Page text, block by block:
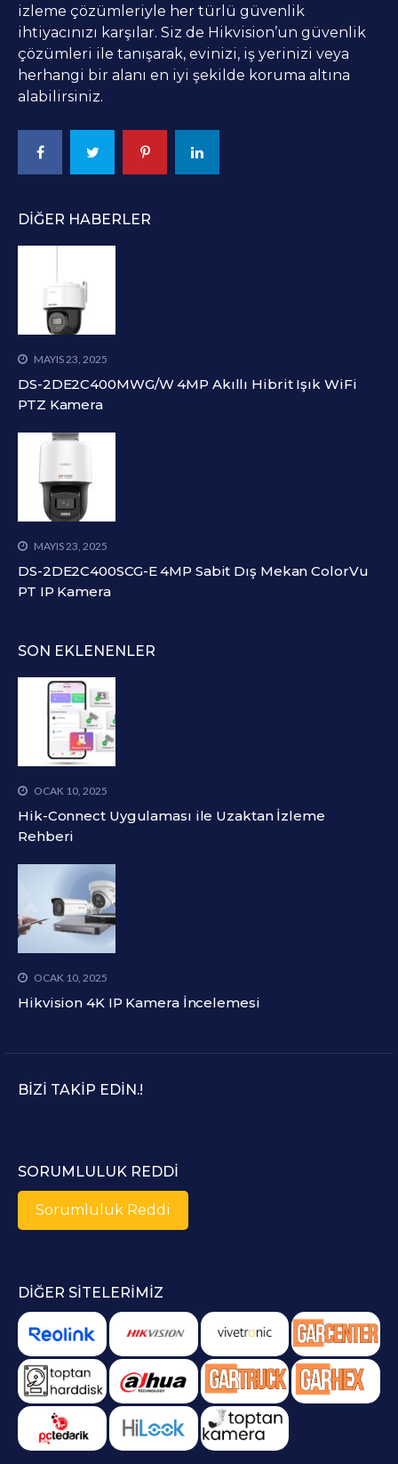
izleme çözümleriyle her türlü güvenlik
ihtiyacınızı karşılar. Siz de Hikvision’un güvenlik
çözümleri ile tanışarak, evinizi, iş yerinizi veya
herhangi bir alanı en iyi şekilde koruma altına
alabilirsiniz.
DIĞER HABERLER
MAYIS 23, 2025
DS-2DE2C400MWG/W 4MP Akıllı Hibrit Işık WiFi
PTZ Kamera
MAYIS 23, 2025
DS-2DE2C400SCG-E 4MP Sabit Dış Mekan ColorVu
PT IP Kamera
SON EKLENENLER
OCAK 10, 2025
Hik-Connect Uygulaması ile Uzaktan İzleme
Rehberi
OCAK 10, 2025
Hikvision 4K IP Kamera İncelemesi
BIZI TAKIP EDIN.!
SORUMLULUK REDDI
Sorumluluk Reddi
DIĞER SITELERIMIZ